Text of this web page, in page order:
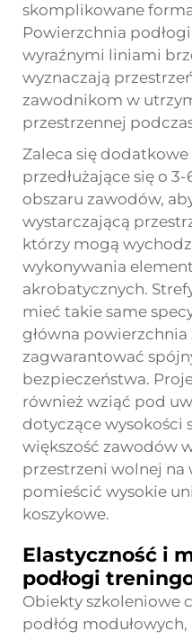
skomplikowane
Powierzchnia
wyraźnymi liniami
wyznaczają
zawodnikom w
przestrzennej
Zaleca się
przedłużające się o
obszaru zawodów,
wystarczającą
którzy mogą
wykonywania
akrobatycznych.
mieć takie same
główna
zagwarantować
bezpieczeństwa.
również wziąć pod
dotyczące wysokości
większość zawodów
przestrzeni wolnej na
pomieścić wysokie
koszykowe.
Elastyczność i
podłogi
Obiekty szkoleniowe
podłóg